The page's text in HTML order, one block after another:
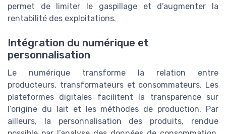
permet de limiter le gaspillage et d’augmenter la
rentabilité des exploitations.
Intégration du numérique et
personnalisation
Le numérique transforme la relation entre
producteurs, transformateurs et consommateurs. Les
plateformes digitales facilitent la transparence sur
l’origine du lait et les méthodes de production. Par
ailleurs, la personnalisation des produits, rendue